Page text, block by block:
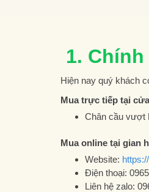
1.
Hiện nay quý khách
Mua trực tiếp tại
Chân cầu vượt
Mua online tại gian
Website:
Điện thoại:
Liên hệ zalo: